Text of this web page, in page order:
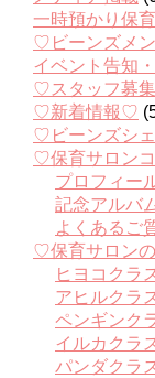
一時預かり保育
♡ビーンズメ
イベント告知
♡スタッフ募
♡新着情報♡
♡ビーンズシ
♡保育サロン
プロフィー
記念アルバ
よくあるご
♡保育サロン
ヒヨコクラ
アヒルクラ
ペンギンク
イルカクラ
パンダクラ